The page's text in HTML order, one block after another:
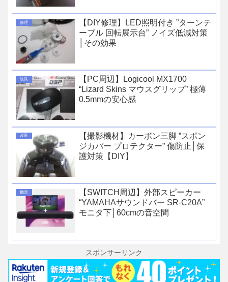
修理
【DIY修理】LED照明付き ”ターンテ
ーブル 回転展示台” ノイズ低減対策
│その効果
改良
【PC周辺】Logicool MX1700
“Lizard Skins マウスグリップ” 極薄
0.5mmの安心感
改良
【撮影機材】カーボン三脚 ”スポン
ジカバー プロテクター” 傷防止│保
護対策【DIY】
機器
【SWITCH周辺】外部スピーカー
“YAMAHAサウンドバー SR-C20A”
モニタ下│60cmの音空間
スポンサーリンク